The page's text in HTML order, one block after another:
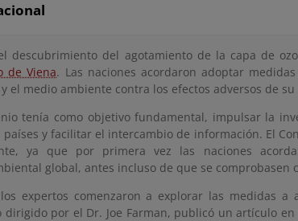
descubrimiento del agotamiento de la capa de
de Viena. Las naciones acordaron adoptar
el medio ambiente contra los efectos adversos de
tenía como objetivo fundamental, impulsar la
países y facilitar el intercambio de información. El
ya que por primera vez las naciones
global, antes incluso de que se comprobasen
expertos comenzaron a explorar las medidas
dirigido por el Dr. Joe Farman, publicó un artículo